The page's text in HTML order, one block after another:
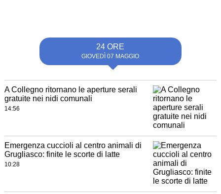
24 ORE
GIOVEDÌ 07 MAGGIO
A Collegno ritornano le aperture serali
gratuite nei nidi comunali
14:56
Emergenza cuccioli al centro animali di
Grugliasco: finite le scorte di latte
10:28